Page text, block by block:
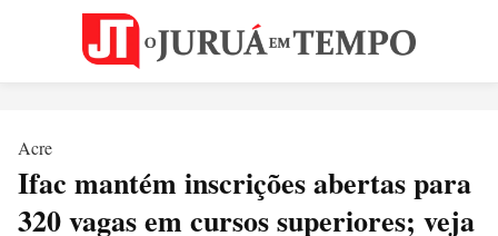
Acre
Ifac mantém inscrições abertas para
320 vagas em cursos superiores; veja